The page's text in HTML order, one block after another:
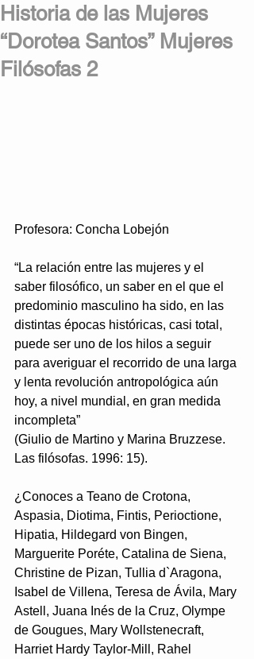
Historia de las Mujeres
“Dorotea Santos” Mujeres
Filósofas 2
Profesora: Concha Lobejón
“La relación entre las mujeres y el
saber filosófico, un saber en el que el
predominio masculino ha sido, en las
distintas épocas históricas, casi total,
puede ser uno de los hilos a seguir
para averiguar el recorrido de una larga
y lenta revolución antropológica aún
hoy, a nivel mundial, en gran medida
incompleta”
(Giulio de Martino y Marina Bruzzese.
Las filósofas. 1996: 15).
¿Conoces a Teano de Crotona,
Aspasia, Diotima, Fintis, Perioctione,
Hipatia, Hildegard von Bingen,
Marguerite Poréte, Catalina de Siena,
Christine de Pizan, Tullia d`Aragona,
Isabel de Villena, Teresa de Ávila, Mary
Astell, Juana Inés de la Cruz, Olympe
de Gougues, Mary Wollstenecraft,
Harriet Hardy Taylor-Mill, Rahel